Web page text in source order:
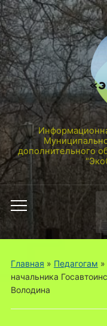
дополнительного
Переключить
мобильное
меню
Главная » Педагогам »
начальника
Володина